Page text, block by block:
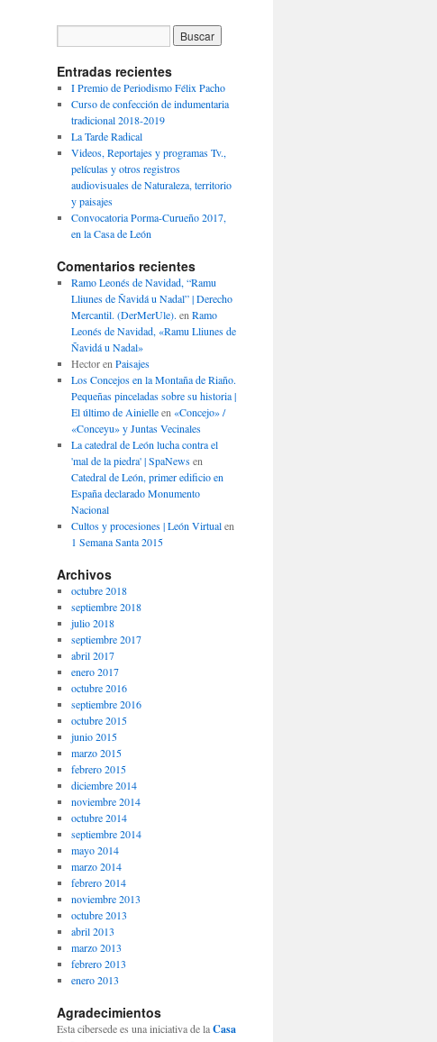
Entradas recientes
I Premio de Periodismo Félix Pacho
Curso de confección de indumentaria
tradicional 2018-2019
La Tarde Radical
Videos, Reportajes y programas Tv.,
películas y otros registros
audiovisuales de Naturaleza, territorio
y paisajes
Convocatoria Porma-Curueño 2017,
en la Casa de León
Comentarios recientes
Ramo Leonés de Navidad, “Ramu
Lliunes de Ñavidá u Nadal” | Derecho
Mercantil. (DerMerUle). en Ramo
Leonés de Navidad, «Ramu Lliunes de
Ñavidá u Nadal»
Hectoren Paisajes
Los Concejos en la Montaña de Riaño.
Pequeñas pinceladas sobre su historia |
El último de Ainielleen «Concejo» /
«Conceyu» y Juntas Vecinales
La catedral de León lucha contra el
'mal de la piedra' | SpaNewsen
Catedral de León, primer edificio en
España declarado Monumento
Nacional
Cultos y procesiones | León Virtualen
1 Semana Santa 2015
Archivos
octubre 2018
septiembre 2018
julio 2018
septiembre 2017
abril 2017
enero 2017
octubre 2016
septiembre 2016
octubre 2015
junio 2015
marzo 2015
febrero 2015
diciembre 2014
noviembre 2014
octubre 2014
septiembre 2014
mayo 2014
marzo 2014
febrero 2014
noviembre 2013
octubre 2013
abril 2013
marzo 2013
febrero 2013
enero 2013
Agradecimientos
Esta cibersede es una iniciativa de laCasa